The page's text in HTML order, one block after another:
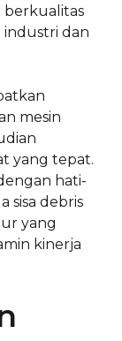
berkualitas
dan
mesin
yang tepat.
hati-
sisa debris
yang
kinerja